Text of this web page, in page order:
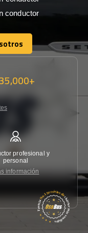
conductor
35,000+
profesional y
personal
información